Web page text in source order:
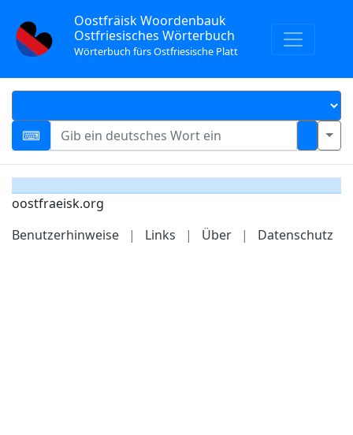
Oostfräisk Woordenbauk
Ostfriesisches Wörterbuch
Wörterbuch fürs Ostfriesische Platt
oostfraeisk.org
Benutzerhinweise
| Links | Über | Datenschutz